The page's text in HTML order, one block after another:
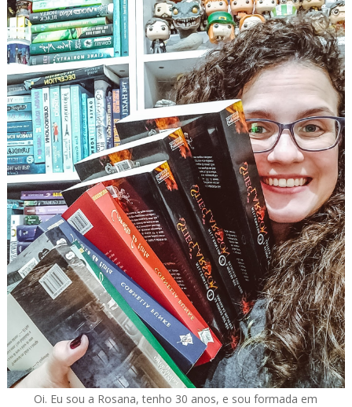
Oi. Eu sou a Rosana, tenho 30 anos, e sou formada em